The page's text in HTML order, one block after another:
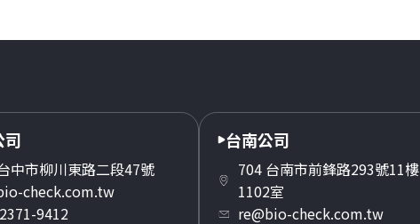
司
中市柳川東路二段47號
check.com.tw
9412
台南公司
704 台南市前鋒路293號11樓
1102室
re@bio-check.com.tw